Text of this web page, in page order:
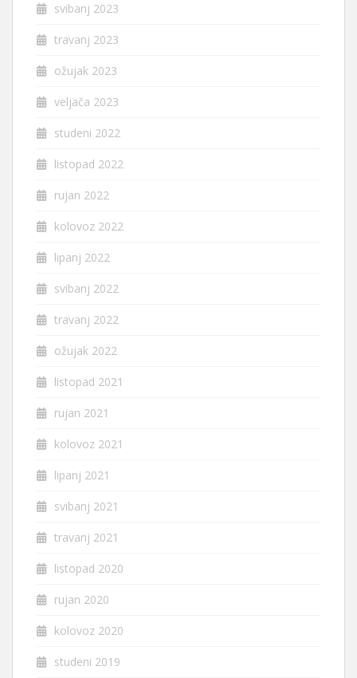
svibanj 2023
travanj 2023
ožujak 2023
veljača 2023
studeni 2022
listopad 2022
rujan 2022
kolovoz 2022
lipanj 2022
svibanj 2022
travanj 2022
ožujak 2022
listopad 2021
rujan 2021
kolovoz 2021
lipanj 2021
svibanj 2021
travanj 2021
listopad 2020
rujan 2020
kolovoz 2020
studeni 2019